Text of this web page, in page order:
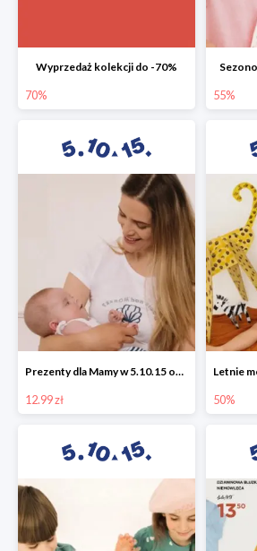
Wyprzedaż kolekcji do -70%
70% 55%
Prezenty dla Mamy w 5.10.15 od 12,99 zł
12.99 zł 50%